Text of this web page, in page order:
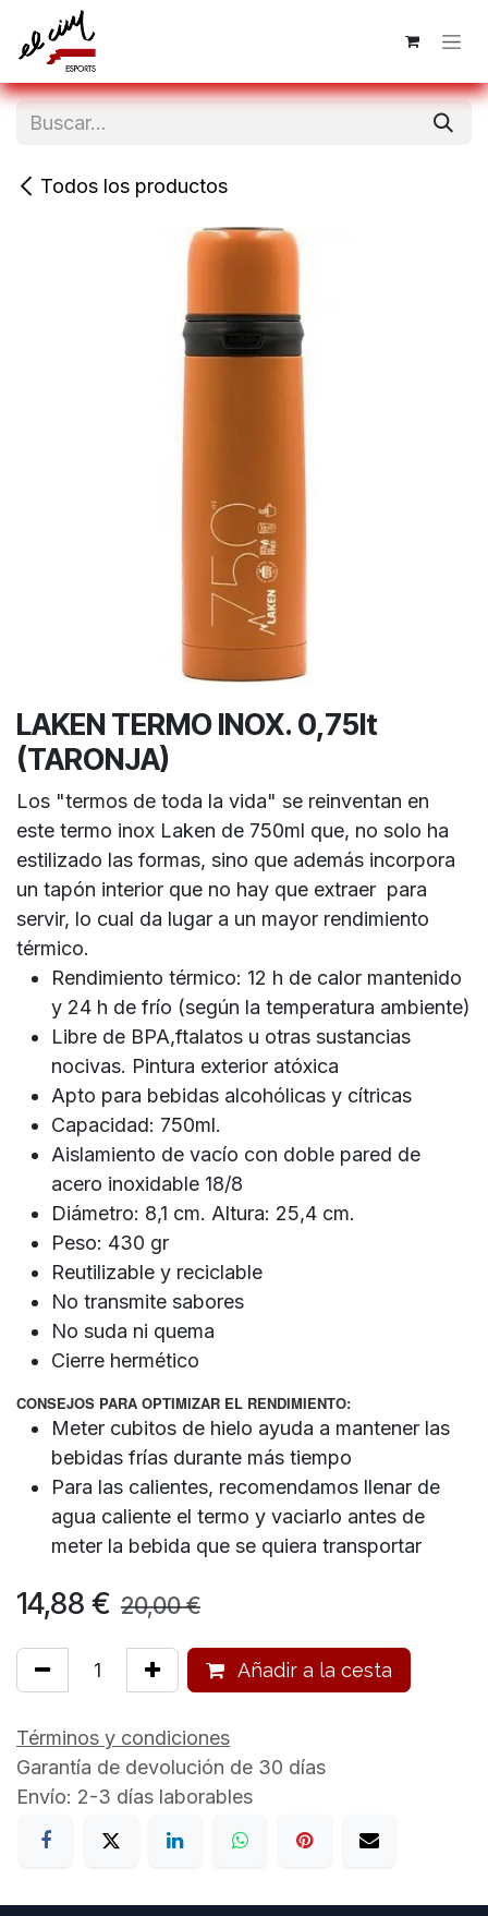
Ir al contenido
Todos los productos
LAKEN TERMO INOX. 0,75lt
(TARONJA)
Los "termos de toda la vida" se reinventan en
este termo inox Laken de 750ml que, no solo ha
estilizado las formas, sino que además incorpora
un tapón interior que no hay que extraer para
servir, lo cual da lugar a un mayor rendimiento
térmico.
Rendimiento térmico: 12 h de calor mantenido
y 24 h de frío (según la temperatura ambiente)
Libre de BPA,ftalatos u otras sustancias
nocivas. Pintura exterior atóxica
Apto para bebidas alcohólicas y cítricas
Capacidad: 750ml.
Aislamiento de vacío con doble pared de
acero inoxidable 18/8
Diámetro: 8,1 cm. Altura: 25,4 cm.
Peso: 430 gr
Reutilizable y reciclable
No transmite sabores
No suda ni quema
Cierre hermético
CONSEJOS PARA OPTIMIZAR EL RENDIMIENTO:
Meter cubitos de hielo ayuda a mantener las
bebidas frías durante más tiempo
Para las calientes, recomendamos llenar de
agua caliente el termo y vaciarlo antes de
meter la bebida que se quiera transportar
14,88 € 20,00€
Añadir a la cesta
Términos y condiciones
Garantía de devolución de 30 días
Envío: 2-3 días laborables